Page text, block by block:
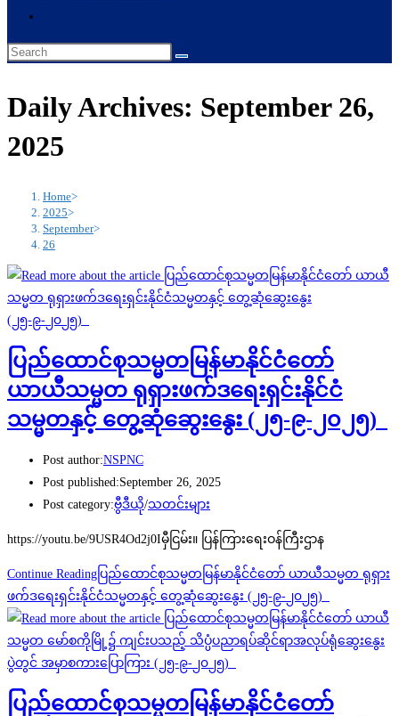
Daily Archives: September 26,
2025
Home>
2025>
September>
26
ပြည်ထောင်စုသမ္မတမြန်မာနိုင်ငံတော်
ယာယီသမ္မတ ရုရှားဖက်ဒရေးရှင်းနိုင်ငံ
သမ္မတနှင့် တွေ့ဆုံဆွေးနွေး (၂၅-၉-၂၀၂၅)
Post author:NSPNC
Post published:September 26, 2025
Post category:ဗွီဒီယို/သတင်းများ
https://youtu.be/9USR4Od2j0Iမှီငြမ်း။ ပြန်ကြားရေးဝန်ကြီးဌာန
Continue Reading ပြည်ထောင်စုသမ္မတမြန်မာနိုင်ငံတော် ယာယီသမ္မတ ရုရှား
ဖက်ဒရေးရှင်းနိုင်ငံသမ္မတနှင့် တွေ့ဆုံဆွေးနွေး (၂၅-၉-၂၀၂၅)
ပြည်ထောင်စုသမ္မတမြန်မာနိုင်ငံတော်